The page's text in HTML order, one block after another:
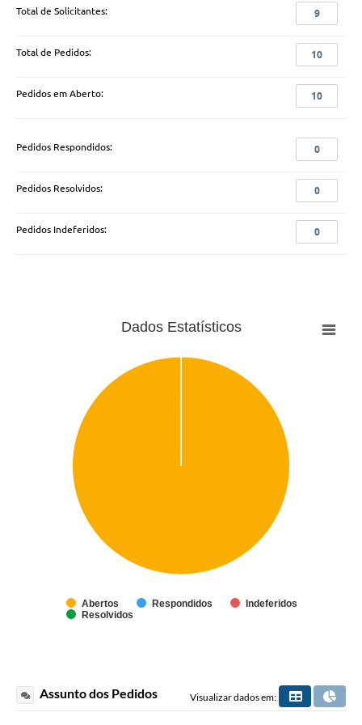
Total de Solicitantes: 9
Total de Pedidos: 10
Pedidos em Aberto: 10
Pedidos Respondidos: 0
Pedidos Resolvidos: 0
Pedidos Indeferidos: 0
Dados Estatísticos
Abertos Respondidos
Indeferidos
Resolvidos
Assunto dos Pedidos Visualizar dados em: